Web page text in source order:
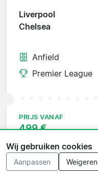
Liverpool
Chelsea
Anfield
Premier League
PRIJS VANAF
499 €
Wij gebruiken cookies
Aanpassen
Weigeren